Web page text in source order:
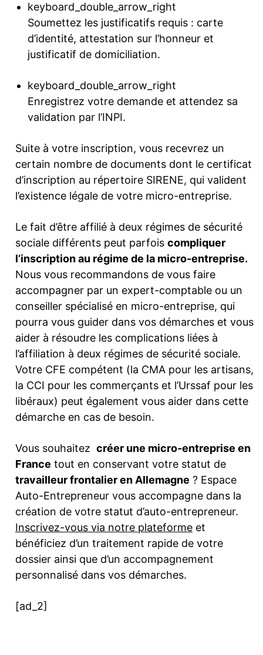
keyboard_double_arrow_right
Soumettez les justificatifs requis : carte
d’identité, attestation sur l’honneur et
justificatif de domiciliation.
keyboard_double_arrow_right
Enregistrez votre demande et attendez sa
validation par l’INPI.
Suite à votre inscription, vous recevrez un
certain nombre de documents dont le certificat
d’inscription au répertoire SIRENE, qui valident
l’existence légale de votre micro-entreprise.
Le fait d’être affilié à deux régimes de sécurité
sociale différents peut parfois compliquer
l’inscription au régime de la micro-entreprise.
Nous vous recommandons de vous faire
accompagner par un expert-comptable ou un
conseiller spécialisé en micro-entreprise, qui
pourra vous guider dans vos démarches et vous
aider à résoudre les complications liées à
l’affiliation à deux régimes de sécurité sociale.
Votre CFE compétent (la CMA pour les artisans,
la CCI pour les commerçants et l’Urssaf pour les
libéraux) peut également vous aider dans cette
démarche en cas de besoin.
Vous souhaitez créer une micro-entreprise en
France tout en conservant votre statut de
travailleur frontalier en Allemagne ? Espace
Auto-Entrepreneur vous accompagne dans la
création de votre statut d’auto-entrepreneur.
Inscrivez-vous via notre plateforme et
bénéficiez d’un traitement rapide de votre
dossier ainsi que d’un accompagnement
personnalisé dans vos démarches.
[ad_2]